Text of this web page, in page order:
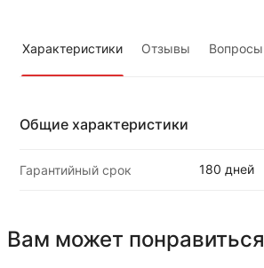
Характеристики Отзывы Вопросы
Общие характеристики
Гарантийный срок 180 дней
Вам может понравиться